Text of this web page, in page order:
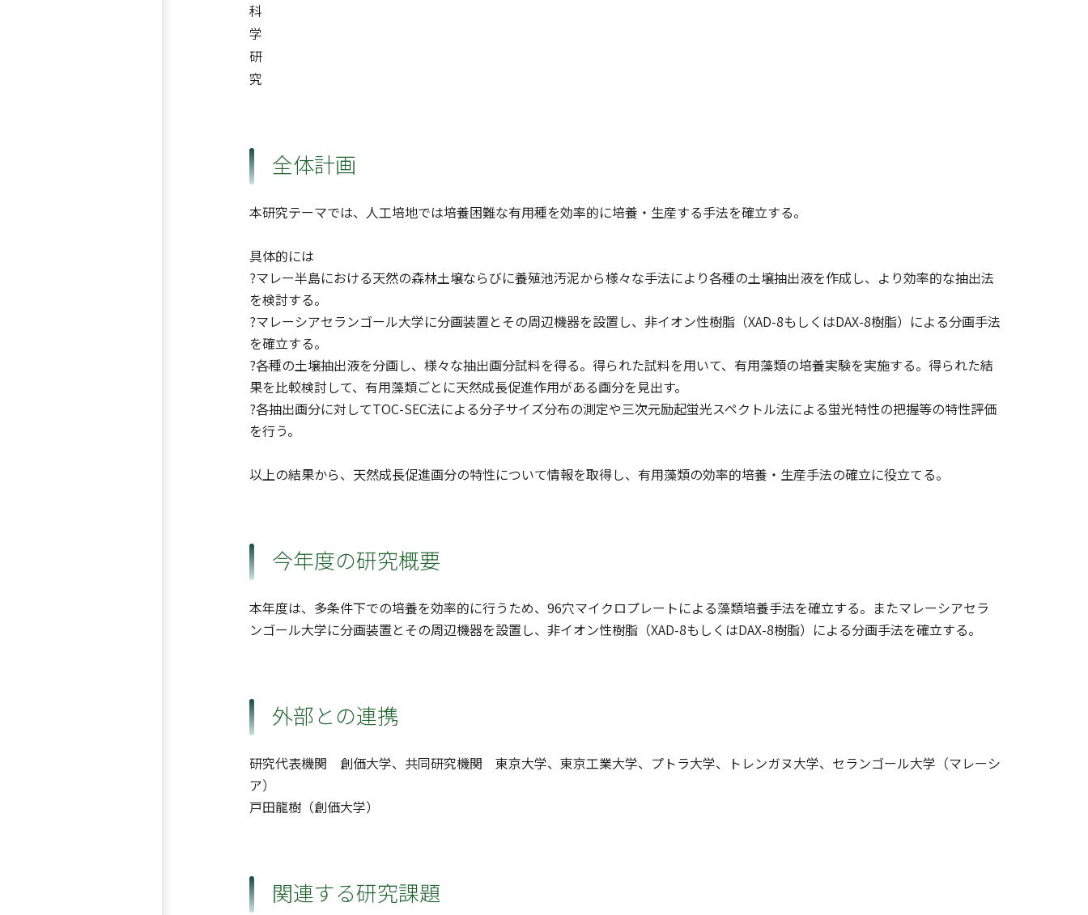
科
学
研
究
全体計画
本研究テーマでは、人工培地では培養困難な有用種を効率的に培養・生産する手法を確立する。
具体的には
?マレー半島における天然の森林土壌ならびに養殖池汚泥から様々な手法により各種の土壌抽出液を作成し、より効率的な抽出法
を検討する。
?マレーシアセランゴール大学に分画装置とその周辺機器を設置し、非イオン性樹脂（XAD-8もしくはDAX-8樹脂）による分画手法
を確立する。
?各種の土壌抽出液を分画し、様々な抽出画分試料を得る。得られた試料を用いて、有用藻類の培養実験を実施する。得られた結
果を比較検討して、有用藻類ごとに天然成長促進作用がある画分を見出す。
?各抽出画分に対してTOC-SEC法による分子サイズ分布の測定や三次元励起蛍光スペクトル法による蛍光特性の把握等の特性評価
を行う。
以上の結果から、天然成長促進画分の特性について情報を取得し、有用藻類の効率的培養・生産手法の確立に役立てる。
今年度の研究概要
本年度は、多条件下での培養を効率的に行うため、96穴マイクロプレートによる藻類培養手法を確立する。またマレーシアセラ
ンゴール大学に分画装置とその周辺機器を設置し、非イオン性樹脂（XAD-8もしくはDAX-8樹脂）による分画手法を確立する。
外部との連携
研究代表機関 創価大学、共同研究機関 東京大学、東京工業大学、プトラ大学、トレンガヌ大学、セランゴール大学（マレーシ
ア）
戸田龍樹（創価大学）
関連する研究課題